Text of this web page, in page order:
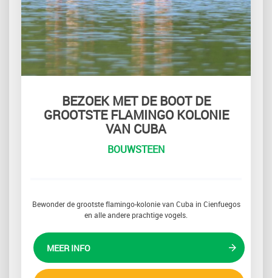
BEZOEK MET DE BOOT DE
GROOTSTE FLAMINGO KOLONIE
VAN CUBA
BOUWSTEEN
Bewonder de grootste flamingo-kolonie van Cuba in Cienfuegos
en alle andere prachtige vogels.
MEER INFO